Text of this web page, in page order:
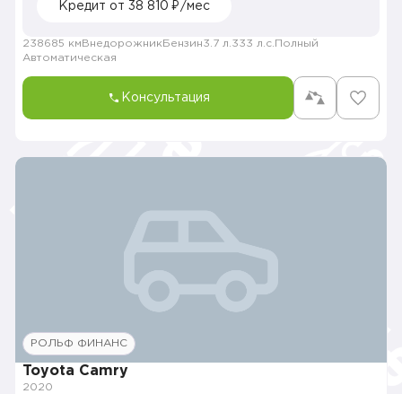
Кредит от 38 810 ₽/мес
238685 км Внедорожник Бензин3.7 л. 333 л.с. Полный
Автоматическая
Консультация
РОЛЬФ ФИНАНС
Toyota Camry
2020